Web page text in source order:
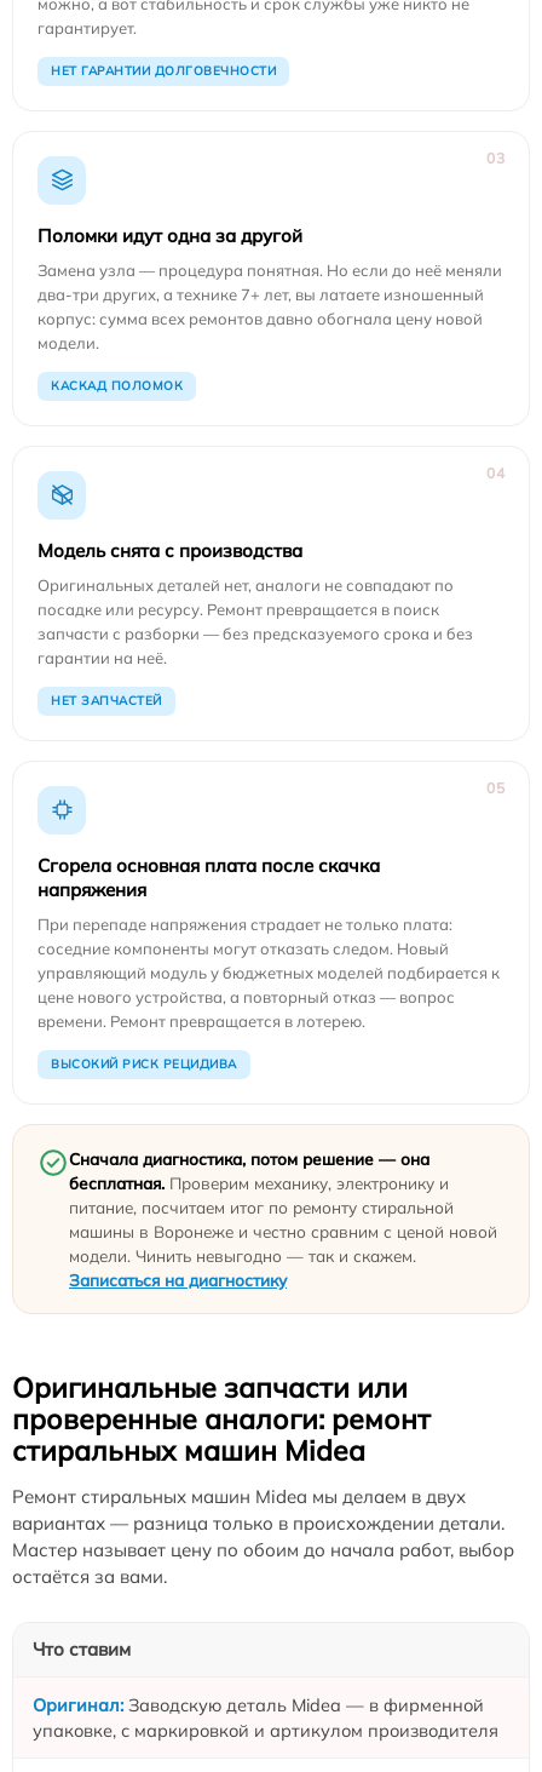
гарантирует.
НЕТ ГАРАНТИИ ДОЛГОВЕЧНОСТИ
03
Поломки идут одна за другой
Замена узла — процедура понятная. Но если до неё меняли
два-три других, а технике 7+ лет, вы латаете изношенный
корпус: сумма всех ремонтов давно обогнала цену новой
модели.
КАСКАД ПОЛОМОК
04
Модель снята с производства
Оригинальных деталей нет, аналоги не совпадают по
посадке или ресурсу. Ремонт превращается в поиск
запчасти с разборки — без предсказуемого срока и без
гарантии на неё.
НЕТ ЗАПЧАСТЕЙ
05
Сгорела основная плата после скачка
напряжения
При перепаде напряжения страдает не только плата:
соседние компоненты могут отказать следом. Новый
управляющий модуль у бюджетных моделей подбирается к
цене нового устройства, а повторный отказ — вопрос
времени. Ремонт превращается в лотерею.
ВЫСОКИЙ РИСК РЕЦИДИВА
Сначала диагностика, потом решение — она
бесплатная. Проверим механику, электронику и
питание, посчитаем итог по ремонту стиральной
машины в Воронеже и честно сравним с ценой новой
модели. Чинить невыгодно — так и скажем.
Записаться на диагностику
Оригинальные запчасти или
проверенные аналоги: ремонт
стиральных машин Midea
Ремонт стиральных машин Midea мы делаем в двух
вариантах — разница только в происхождении детали.
Мастер называет цену по обоим до начала работ, выбор
остаётся за вами.
Что ставим
Заводскую деталь Midea — в фирменной
упаковке, с маркировкой и артикулом производителя